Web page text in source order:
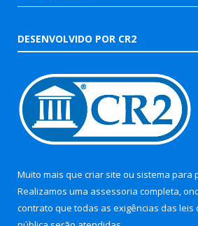
DESENVOLVIDO POR CR2
Muito mais que criar site ou sistema para
Realizamos uma assessoria completa,
contrato que todas as exigências das leis